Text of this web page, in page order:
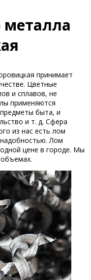
металла
принимает
Цветные
и сплавов, не
применяются
быта, и
и т. д. Сфера
из нас есть лом
Лом
цене в городе. Мы